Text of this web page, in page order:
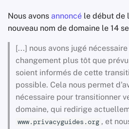
Nous avons annoncé le début de
nouveau nom de domaine le 14
[...] nous avons jugé
changement plus tôt que
soient informés de cette
possible. Cela nous permet
nécessaire pour transitionner
domaine, qui redirige
www.privacyguides.org , et